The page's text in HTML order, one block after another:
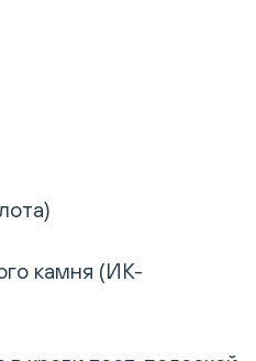
камня (ИК-